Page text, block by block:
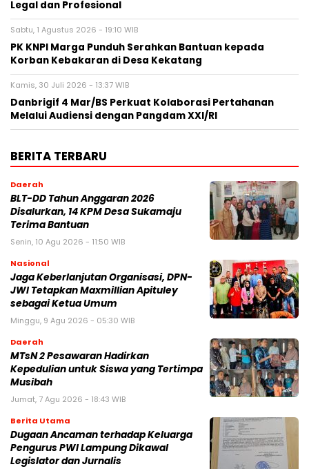
Legal dan Profesional
Sabtu, 1 Agustus 2026 - 19:10 WIB
PK KNPI Marga Punduh Serahkan Bantuan kepada
Korban Kebakaran di Desa Kekatang
Kamis, 30 Juli 2026 - 13:37 WIB
Danbrigif 4 Mar/BS Perkuat Kolaborasi Pertahanan
Melalui Audiensi dengan Pangdam XXI/RI
BERITA TERBARU
Daerah
BLT-DD Tahun Anggaran 2026
Disalurkan, 14 KPM Desa Sukamaju
Terima Bantuan
Senin, 10 Agu 2026 - 11:50 WIB
Nasional
Jaga Keberlanjutan Organisasi, DPN-
JWI Tetapkan Maxmillian Apituley
sebagai Ketua Umum
Minggu, 9 Agu 2026 - 05:30 WIB
Daerah
MTsN 2 Pesawaran Hadirkan
Kepedulian untuk Siswa yang Tertimpa
Musibah
Jumat, 7 Agu 2026 - 18:43 WIB
Berita Utama
Dugaan Ancaman terhadap Keluarga
Pengurus PWI Lampung Dikawal
Legislator dan Jurnalis